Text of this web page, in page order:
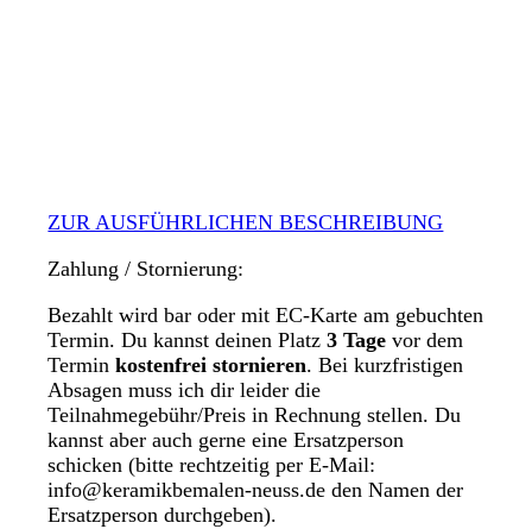
ZUR AUSFÜHRLICHEN BESCHREIBUNG
Zahlung / Stornierung:
Bezahlt wird bar oder mit EC-Karte am gebuchten
Termin. Du kannst deinen Platz3 Tage vor dem
Terminkostenfrei stornieren. Bei kurzfristigen
Absagen muss ich dir leider die
Teilnahmegebühr/Preis in Rechnung stellen. Du
kannst aber auch gerne eine Ersatzperson
schicken (bitte rechtzeitig per E-Mail:
info@keramikbemalen-neuss.de den Namen der
Ersatzperson durchgeben).